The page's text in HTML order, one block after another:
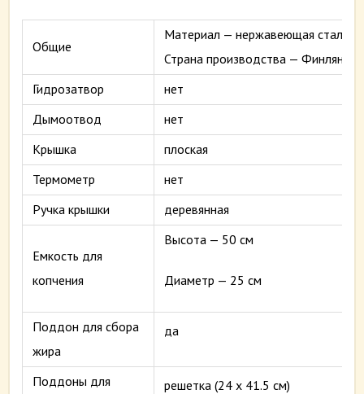
Общие
Материал — нержавеющая сталь,
Страна производства —
Гидрозатвор
нет
Дымоотвод
нет
Крышка
плоская
Термометр
нет
Ручка крышки
деревянная
Емкость для
копчения
Высота — 50 см
Диаметр — 25 см
Поддон для сбора
жира
да
Поддоны для
решетка (24 х 41.5 см)